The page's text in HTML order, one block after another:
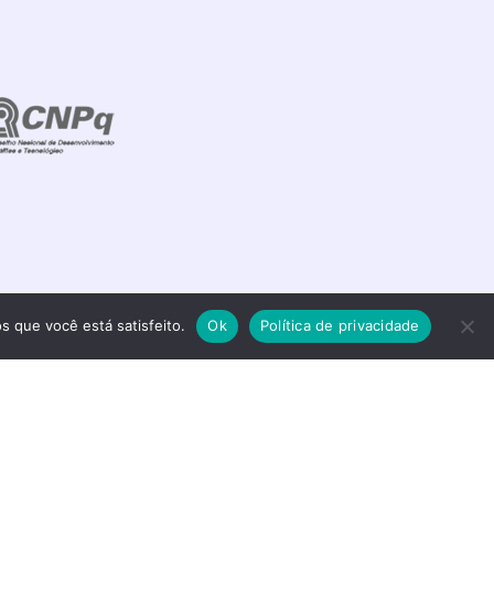
que você está satisfeito. Ok Política de privacidade